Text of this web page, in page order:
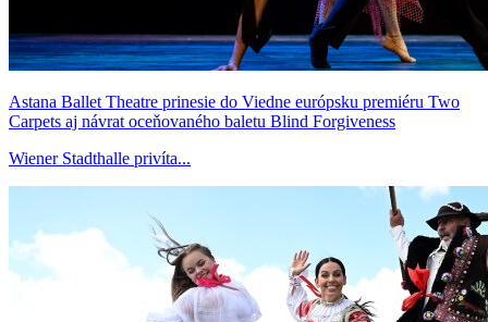
Astana Ballet Theatre prinesie do Viedne európsku premiéru Two
Carpets aj návrat oceňovaného baletu Blind Forgiveness
Wiener Stadthalle privíta...